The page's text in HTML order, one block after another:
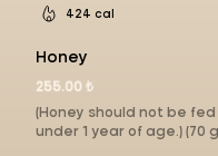
424 cal
Honey
255.00 ₺
(Honey should not be
under 1 year of age.) (70